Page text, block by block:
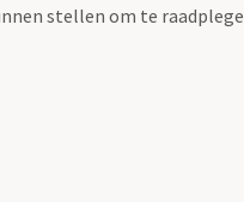
stellen om te